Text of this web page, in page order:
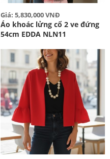
Giá: 5,830,000 VNĐ
Áo khoác lửng cổ 2 ve đứng
54cm EDDA NLN11